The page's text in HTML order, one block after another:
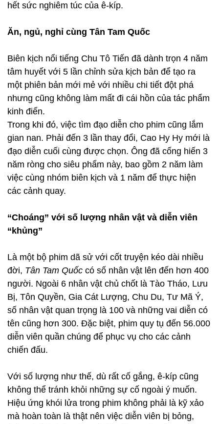
hết sức nghiêm túc của ê-kíp.
Ăn, ngủ, nghỉ cùng Tân Tam Quốc
Biên kịch nổi tiếng Chu Tô Tiến đã dành trọn 4 năm
tâm huyết với 5 lần chỉnh sửa kịch bản để tạo ra
một phiên bản mới mẻ với nhiều chi tiết đột phá
nhưng cũng không làm mất đi cái hồn của tác phẩm
kinh điển.
Trong khi đó, việc tìm đạo diễn cho phim cũng lắm
gian nan. Phải đến 3 lần thay đổi, Cao Hy Hy mới là
đạo diễn cuối cùng được chọn. Ông đã cống hiến 3
năm ròng cho siêu phẩm này, bao gồm 2 năm làm
việc cùng nhóm biên kịch và 1 năm để thực hiện
các cảnh quay.
“Choáng” với số lượng nhân vật và diễn viên
“khủng”
Là một bộ phim dã sử với cốt truyện kéo dài nhiều
đời, Tân Tam Quốc có số nhân vật lên đến hơn 400
người. Ngoài 6 nhân vật chủ chốt là Tào Tháo, Lưu
Bị, Tôn Quyền, Gia Cát Lượng, Chu Du, Tư Mã Ý,
số nhân vật quan trọng là 100 và những vai diễn có
tên cũng hơn 300. Đặc biệt, phim quy tụ đến 56.000
diễn viên quần chúng để phục vụ cho các cảnh
chiến đấu.
Với số lượng như thế, dù rất cố gắng, ê-kíp cũng
không thể tránh khỏi những sự cố ngoài ý muốn.
Hiệu ứng khói lửa trong phim không phải là kỹ xảo
mà hoàn toàn là thật nên việc diễn viên bị bỏng,